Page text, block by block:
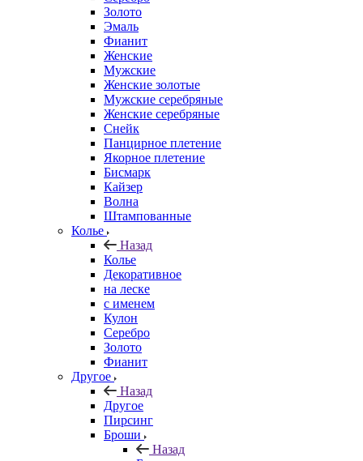
Золото
Эмаль
Фианит
Женские
Мужские
Женские золотые
Мужские серебряные
Женские серебряные
Снейк
Панцирное плетение
Якорное плетение
Бисмарк
Кайзер
Волна
Штампованные
Колье
Назад
Колье
Декоративное
на леске
с именем
Кулон
Серебро
Золото
Фианит
Другое
Назад
Другое
Пирсинг
Броши
Назад